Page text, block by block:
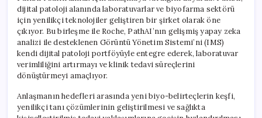
Döneme
Adım
için
dijital patoloji alanında laboratuvarlar ve biyofarma sektörü
için yenilikçi teknolojiler geliştiren bir şirket olarak öne
çıkıyor. Bu birleşme ile Roche, PathAI’nın gelişmiş yapay zeka
analizi ile desteklenen Görüntü Yönetim Sistemi’ni (IMS)
kendi dijital patoloji portföyüyle entegre ederek, laboratuvar
verimliliğini artırmayı ve klinik tedavi süreçlerini
dönüştürmeyi amaçlıyor.
Anlaşmanın hedefleri arasında yeni biyo-belirteçlerin keşfi,
yenilikçi tanı çözümlerinin geliştirilmesi ve sağlıkta